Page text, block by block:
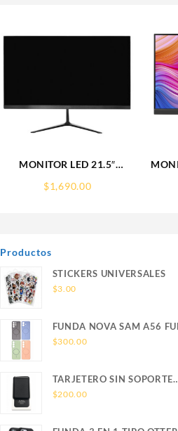
MONITOR LED 21.5″
$1,690.00
Productos
STICKERS UNIVERSALES
$3.00
FUNDA NOVA SAM A56
SILICONA SIN SOPORTE
$300.00
TARJETERO SIN SOPORTE
MAGSAFE FOR IPHONE
$200.00